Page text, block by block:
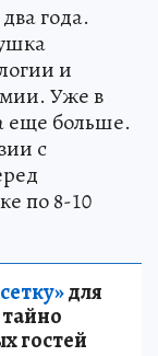
года.
и
Уже в
еще больше.
с
по 8-10
для
гостей